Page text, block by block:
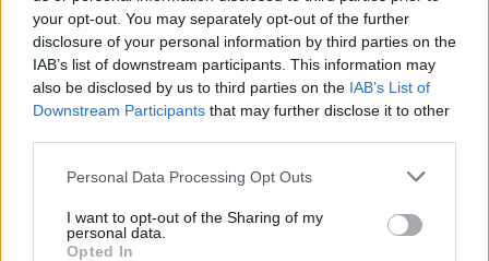
your opt-out. You may separately opt-out of the further
disclosure of your personal information by third parties on the
IAB’s list of downstream participants. This information may
also be disclosed by us to third parties on the IAB’s List of
Downstream Participants that may further disclose it to other
Personal Data Processing Opt Outs
I want to opt-out of the Sharing of my
personal data.
Opted In